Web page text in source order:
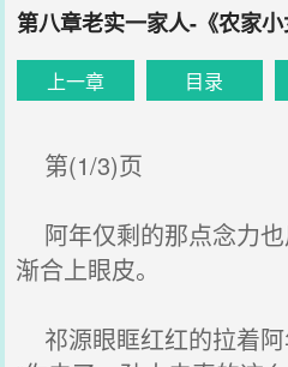
第八章老实一家人-《农家
上一章 目录
第(1/3)页
阿年仅剩的那点念力
渐合上眼皮。
祁源眼眶红红的拉着